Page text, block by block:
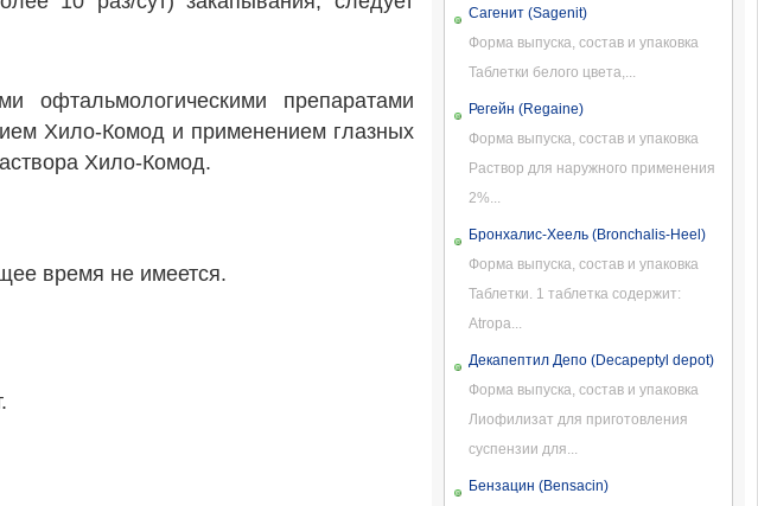
офтальмологическими препаратами
Хило-Комод и применением глазных
Хило-Комод.
время не имеется.
Сагенит (Sagenit)
Форма выпуска, состав и упаковка
Таблетки белого цвета,...
Регейн (Regaine)
Форма выпуска, состав и упаковка
Раствор для наружного применения
2%...
Бронхалис-Хеель (Bronchalis-Heel)
Форма выпуска, состав и упаковка
Таблетки. 1 таблетка содержит:
Atropa...
Декапептил Депо (Decapeptyl depot)
Форма выпуска, состав и упаковка
Лиофилизат для приготовления
суспензии для...
Бензацин (Bensacin)